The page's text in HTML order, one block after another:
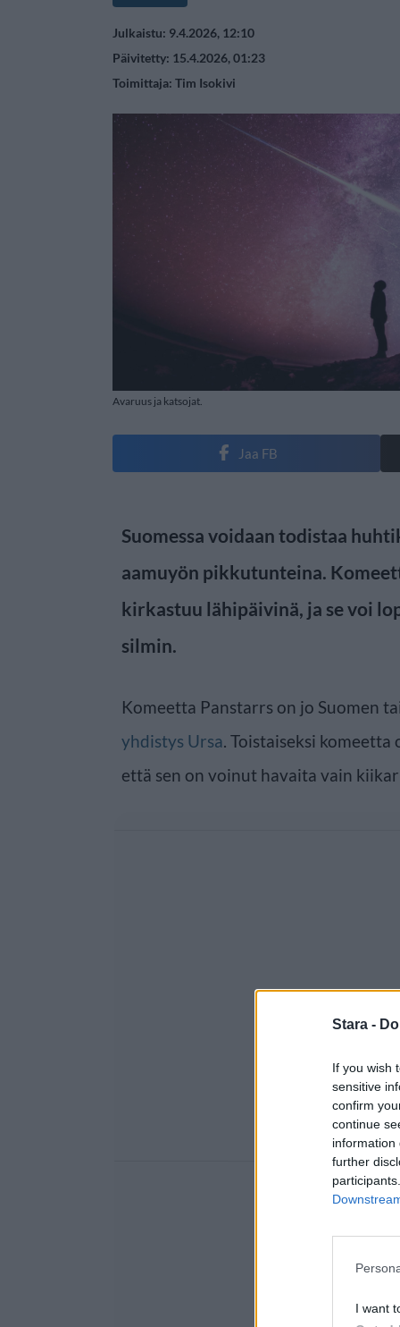
Stara -
If you wish
sensitive
confirm
continue
information
further
I want
Julkaistu: 9.4.2026, 12:10
Päivitetty: 15.4.2026, 01:23
Toimittaja: Tim Isokivi
Avaruus ja katsojat.
Jaa FB
Suomessa voidaan todistaa
aamuyön pikkutunteina.
kirkastuu lähipäivinä, ja se voi
silmin.
Komeetta Panstarrs on jo Suomen
yhdistys Ursa. Toistaiseksi
että sen on voinut havaita vain